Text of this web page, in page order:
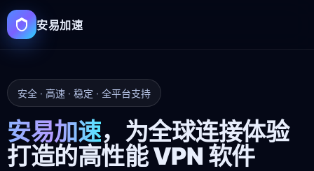
安易加速
安全 · 高速 · 稳定 · 全平台支持
安易加速，为全球连接体验
打造的高性能 VPN 软件